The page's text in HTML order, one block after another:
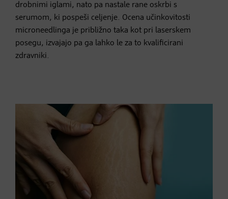
drobnimi iglami, nato pa nastale rane oskrbi s
serumom, ki pospeši celjenje. Ocena učinkovitosti
microneedlinga je približno taka kot pri laserskem
posegu, izvajajo pa ga lahko le za to kvalificirani
zdravniki.